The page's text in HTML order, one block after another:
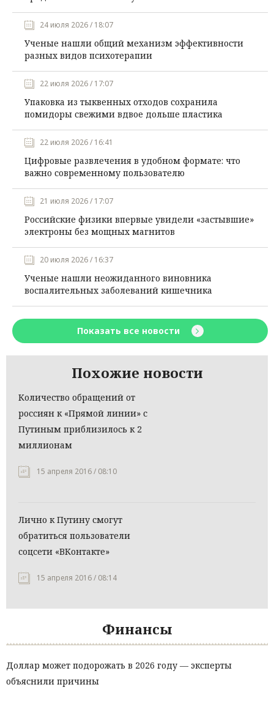
24 июля 2026 / 18:07
Ученые нашли общий механизм эффективности
разных видов психотерапии
22 июля 2026 / 17:07
Упаковка из тыквенных отходов сохранила
помидоры свежими вдвое дольше пластика
22 июля 2026 / 16:41
Цифровые развлечения в удобном формате: что
важно современному пользователю
21 июля 2026 / 17:07
Российские физики впервые увидели «застывшие»
электроны без мощных магнитов
20 июля 2026 / 16:37
Ученые нашли неожиданного виновника
воспалительных заболеваний кишечника
Показать все новости
Похожие новости
Количество обращений от
россиян к «Прямой линии» с
Путиным приблизилось к 2
миллионам
15 апреля 2016 / 08:10
Лично к Путину смогут
обратиться пользователи
соцсети «ВКонтакте»
15 апреля 2016 / 08:14
Финансы
Доллар может подорожать в 2026 году — эксперты
объяснили причины